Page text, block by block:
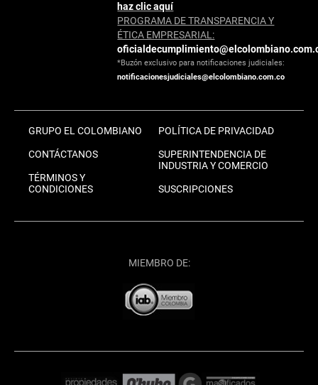
haz clic aquí
PROGRAMA DE TRANSPARENCIA Y
ÉTICA EMPRESARIAL:
*Buzón exclusivo para notificaciones judiciales:
notificacionesjudiciales@elcolombiano.com.co
GRUPO EL COLOMBIANO
CONTÁCTANOS
TÉRMINOS Y
CONDICIONES
POLÍTICA DE PRIVACIDAD
SUPERINTENDENCIA DE
INDUSTRIA Y COMERCIO
SUSCRIPCIONES
MIEMBRO DE: